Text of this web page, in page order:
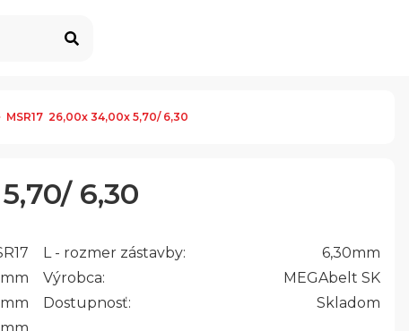
MSR17  26,00x 34,00x 5,70/ 6,30
6,30
mm
mm
L - rozmer zástavby: 6,30mm
Výrobca:
MEGAbelt SK
Dostupnosť:
Skladom